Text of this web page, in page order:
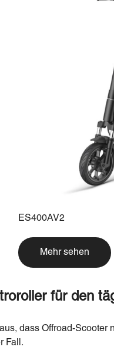
ES400AV2
Mehr sehen
für den
dass Offroad-Scooter
Fall.